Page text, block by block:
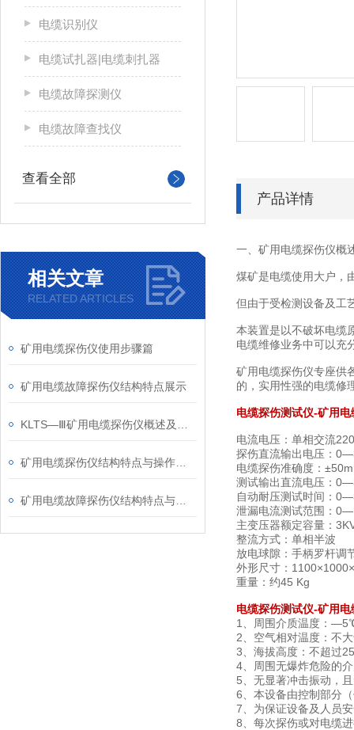
电缆识别仪
电缆试扎器|电缆刺扎器
电缆故障探测仪
电缆故障查找仪
查看全部
相关文章
RELATED ARTICLES
矿用电缆探伤仪使用步骤篇
矿用电缆故障探伤仪结构特点展示
产品详情
一、矿用电缆探伤仪概
煤矿是电缆使用大户，
但由于受检测设备及工
本装置是以不破坏电缆
电缆维修业务中可以充
矿用电缆探伤仪专座供
的，实用性强的电缆修
电缆探伤测试仪-矿用
电流电压：单相交流
探伤直流输出电压：
电缆探伤准确度：
测试输出直流电压：
自动耐压测试时间：
泄漏电流测试范围：
主变压器额定容量：
整流方式：单相半波
放电球隙：手柄罗杆调
外形尺寸：
重量：约45 Kg
电缆探伤测试仪-矿用
1、周围介质温度：
2、空气相对温度：不
3、海拔高度：不超过
4、周围无爆炸危险的
5、无显著冲击振动，
6、本设备由控制部分
7、为保证设备及人员
8、每次探伤或对电缆